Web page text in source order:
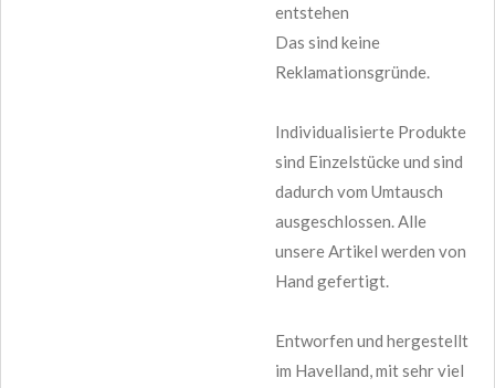
entstehen
Das sind keine
Reklamationsgründe.
Individualisierte Produkte
sind Einzelstücke und sind
dadurch vom Umtausch
ausgeschlossen. Alle
unsere Artikel werden von
Hand gefertigt.
Entworfen und hergestellt
im Havelland, mit sehr viel